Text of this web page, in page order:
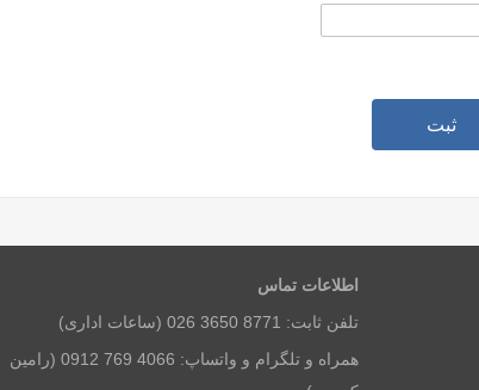
اطلاعات تماس
تلفن ثابت: 8771 3650 026 (ساعات اداری)
همراه و تلگرام و واتساپ: 4066 769 0912 (رامین